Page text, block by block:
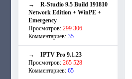
→ R-Studio 9.5 Build 191810
Network Edition + WinPE +
Emergency
Просмотров: 299 306
Комментариев: 35
→ IPTV Pro 9.1.23
Просмотров: 265 528
Комментариев: 65